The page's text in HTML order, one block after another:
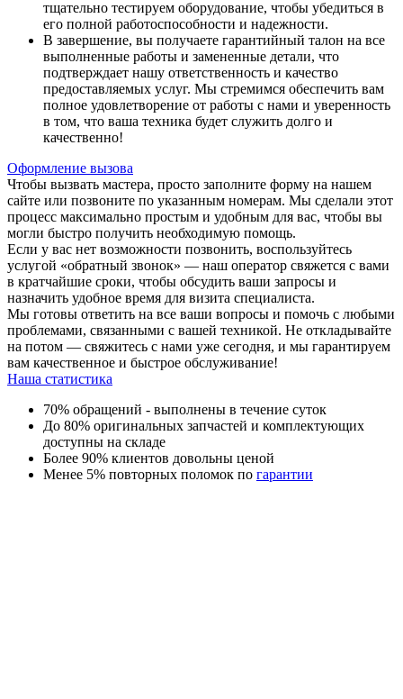
тщательно тестируем оборудование, чтобы убедиться в
его полной работоспособности и надежности.
В завершение, вы получаете гарантийный талон на все
выполненные работы и замененные детали, что
подтверждает нашу ответственность и качество
предоставляемых услуг. Мы стремимся обеспечить вам
полное удовлетворение от работы с нами и уверенность
в том, что ваша техника будет служить долго и
качественно!
Оформление вызова
Чтобы вызвать мастера, просто заполните форму на нашем
сайте или позвоните по указанным номерам. Мы сделали этот
процесс максимально простым и удобным для вас, чтобы вы
могли быстро получить необходимую помощь.
Если у вас нет возможности позвонить, воспользуйтесь
услугой «обратный звонок» — наш оператор свяжется с вами
в кратчайшие сроки, чтобы обсудить ваши запросы и
назначить удобное время для визита специалиста.
Мы готовы ответить на все ваши вопросы и помочь с любыми
проблемами, связанными с вашей техникой. Не откладывайте
на потом — свяжитесь с нами уже сегодня, и мы гарантируем
вам качественное и быстрое обслуживание!
Наша статистика
70% обращений - выполнены в течение суток
До 80% оригинальных запчастей и комплектующих
доступны на складе
Более 90% клиентов довольны ценой
Менее 5% повторных поломок по гарантии